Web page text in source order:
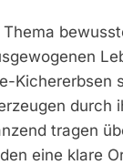
Kichererbsen
durch
tragen
eine klare